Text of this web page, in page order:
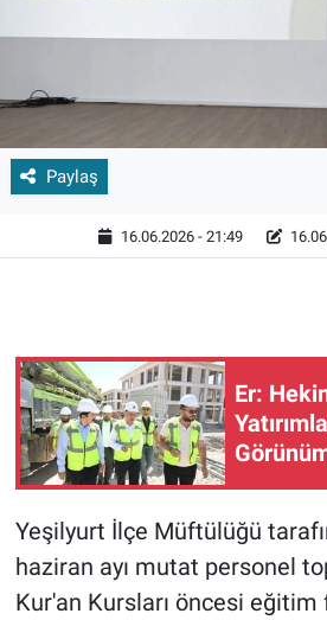
Paylaş
16.06.2026 - 21:49
Er:
Yeşilyurt İlçe Müftülüğü
haziran ayı mutat personel
Kur'an Kursları öncesi